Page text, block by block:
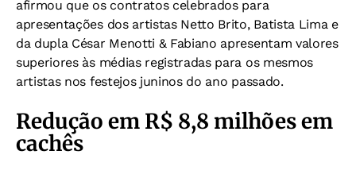
afirmou que os contratos celebrados para
apresentações dos artistas Netto Brito, Batista Lima e
da dupla César Menotti & Fabiano apresentam valores
superiores às médias registradas para os mesmos
artistas nos festejos juninos do ano passado.
Redução em R$ 8,8 milhões em
cachês